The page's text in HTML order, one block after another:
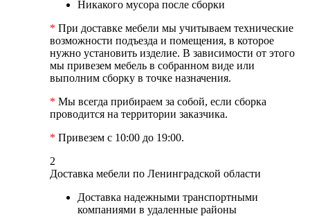
Никакого мусора после сборки
* При доставке мебели мы учитываем технические
возможности подъезда и помещения, в которое
нужно установить изделие. В зависимости от этого
мы привезем мебель в собранном виде или
выполним сборку в точке назначения.
* Мы всегда прибираем за собой, если сборка
проводится на территории заказчика.
* Привезем с 10:00 до 19:00.
2
Доставка мебели по Ленинградской области
Доставка надежными транспортными
компаниями в удаленные районы